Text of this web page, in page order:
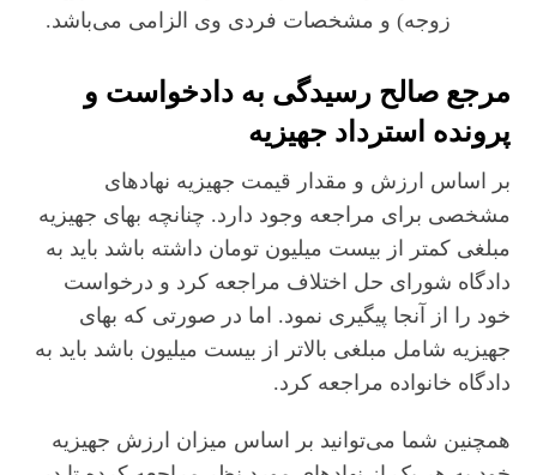
زوجه) و مشخصات فردی وی الزامی می‌باشد.
مرجع صالح رسیدگی به دادخواست و
پرونده استرداد جهیزیه
بر اساس ارزش و مقدار قیمت جهیزیه نهادهای
مشخصی برای مراجعه وجود دارد. چنانچه بهای جهیزیه
مبلغی کمتر از بیست میلیون تومان داشته باشد باید به
دادگاه شورای حل اختلاف مراجعه کرد و درخواست
خود را از آنجا پیگیری نمود. اما در صورتی که بهای
جهیزیه شامل مبلغی بالاتر از بیست میلیون باشد باید به
دادگاه خانواده مراجعه کرد.
همچنین شما می‌توانید بر اساس میزان ارزش جهیزیه